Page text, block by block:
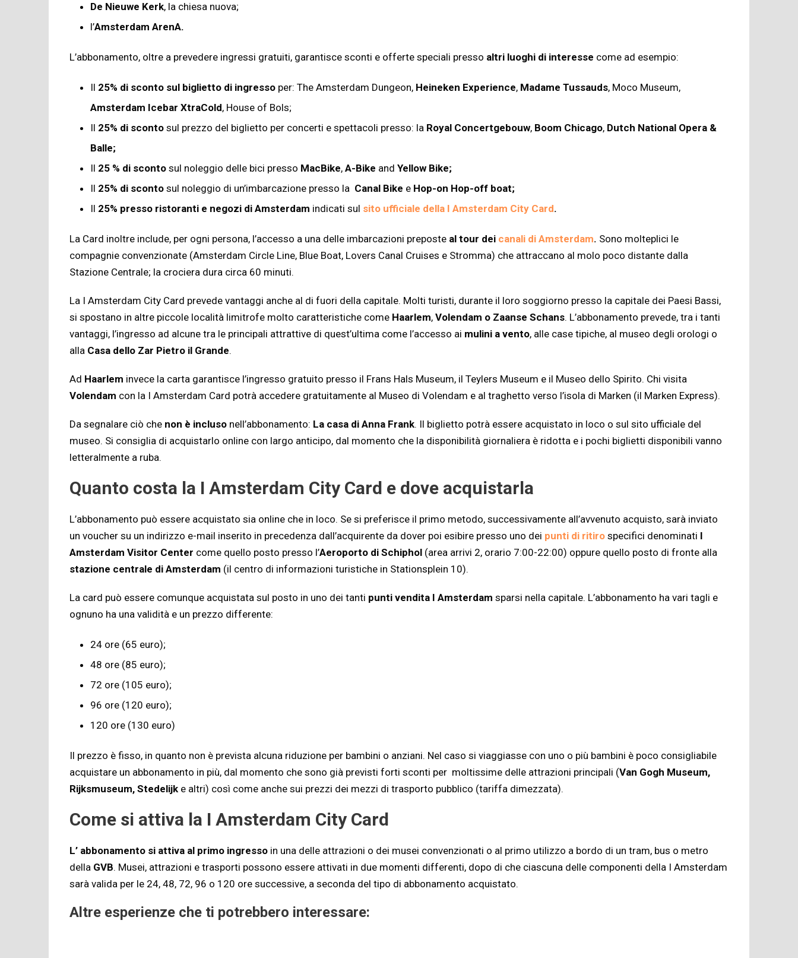
De Nieuwe Kerk, la chiesa nuova;
l’Amsterdam ArenA.
L’abbonamento, oltre a prevedere ingressi gratuiti, garantisce sconti e offerte speciali presso altri luoghi di interesse come ad esempio:
Il 25% di sconto sul biglietto di ingresso per: The Amsterdam Dungeon, Heineken Experience, Madame Tussauds, Moco Museum,
Amsterdam Icebar XtraCold, House of Bols;
Il 25% di sconto sul prezzo del biglietto per concerti e spettacoli presso: la Royal Concertgebouw, Boom Chicago, Dutch National Opera &
Balle;
Il 25 % di sconto sul noleggio delle bici presso MacBike, A-Bike and Yellow Bike;
Il 25% di sconto sul noleggio di un’imbarcazione presso la Canal Bike e Hop-on Hop-off boat;
Il 25% presso ristoranti e negozi di Amsterdam indicati sul sito ufficiale della I Amsterdam City Card.
La Card inoltre include, per ogni persona, l’accesso a una delle imbarcazioni preposte al tour dei canali di Amsterdam. Sono molteplici le
compagnie convenzionate (Amsterdam Circle Line, Blue Boat, Lovers Canal Cruises e Stromma) che attraccano al molo poco distante dalla
Stazione Centrale; la crociera dura circa 60 minuti.
La I Amsterdam City Card prevede vantaggi anche al di fuori della capitale. Molti turisti, durante il loro soggiorno presso la capitale dei Paesi Bassi,
si spostano in altre piccole località limitrofe molto caratteristiche come Haarlem, Volendam o Zaanse Schans. L’abbonamento prevede, tra i tanti
vantaggi, l’ingresso ad alcune tra le principali attrattive di quest’ultima come l’accesso ai mulini a vento, alle case tipiche, al museo degli orologi o
alla Casa dello Zar Pietro il Grande.
Ad Haarlem invece la carta garantisce l’ingresso gratuito presso il Frans Hals Museum, il Teylers Museum e il Museo dello Spirito. Chi visita
Volendam con la I Amsterdam Card potrà accedere gratuitamente al Museo di Volendam e al traghetto verso l’isola di Marken (il Marken Express).
Da segnalare ciò che non è incluso nell’abbonamento: La casa di Anna Frank. Il biglietto potrà essere acquistato in loco o sul sito ufficiale del
museo. Si consiglia di acquistarlo online con largo anticipo, dal momento che la disponibilità giornaliera è ridotta e i pochi biglietti disponibili vanno
letteralmente a ruba.
Quanto costa la I Amsterdam City Card e dove acquistarla
L’abbonamento può essere acquistato sia online che in loco. Se si preferisce il primo metodo, successivamente all’avvenuto acquisto, sarà inviato
un voucher su un indirizzo e-mail inserito in precedenza dall’acquirente da dover poi esibire presso uno dei punti di ritiro specifici denominati I
Amsterdam Visitor Center come quello posto presso l’Aeroporto di Schiphol (area arrivi 2, orario 7:00-22:00) oppure quello posto di fronte alla
stazione centrale di Amsterdam (il centro di informazioni turistiche in Stationsplein 10).
La card può essere comunque acquistata sul posto in uno dei tanti punti vendita I Amsterdam sparsi nella capitale. L’abbonamento ha vari tagli e
ognuno ha una validità e un prezzo differente:
24 ore (65 euro);
48 ore (85 euro);
72 ore (105 euro);
96 ore (120 euro);
120 ore (130 euro)
Il prezzo è fisso, in quanto non è prevista alcuna riduzione per bambini o anziani. Nel caso si viaggiasse con uno o più bambini è poco consigliabile
acquistare un abbonamento in più, dal momento che sono già previsti forti sconti per moltissime delle attrazioni principali (Van Gogh Museum,
Rijksmuseum, Stedelijk e altri) così come anche sui prezzi dei mezzi di trasporto pubblico (tariffa dimezzata).
Come si attiva la I Amsterdam City Card
L’ abbonamento si attiva al primo ingresso in una delle attrazioni o dei musei convenzionati o al primo utilizzo a bordo di un tram, bus o metro
della GVB. Musei, attrazioni e trasporti possono essere attivati in due momenti differenti, dopo di che ciascuna delle componenti della I Amsterdam
sarà valida per le 24, 48, 72, 96 o 120 ore successive, a seconda del tipo di abbonamento acquistato.
Altre esperienze che ti potrebbero interessare: